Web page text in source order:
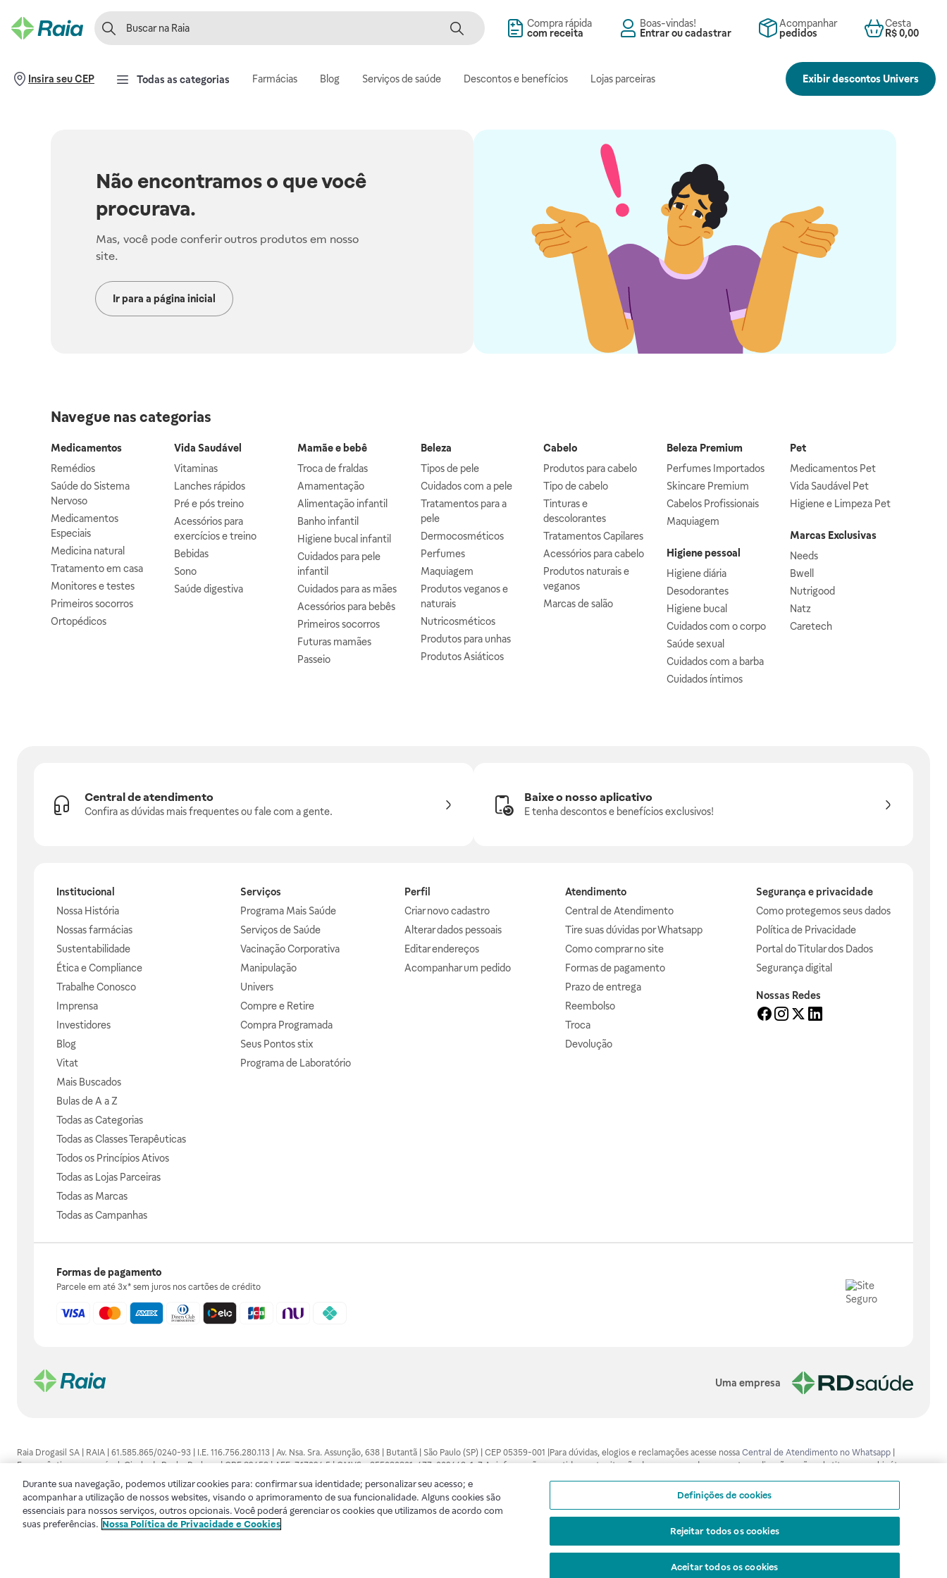
Compra rápida
com receita
Boas-vindas!
Entrar ou cadastrar
Acompanhar
pedidos
Cesta
R$ 0,00
Insira seu CEP Todas as categorias Farmácias Blog Serviços de saúde Descontos e benefícios Lojas parceiras Exibir descontos Univers
Não encontramos o que você
procurava.
Mas, você pode conferir outros produtos em nosso
site.
Ir para a página inicial
Navegue nas categorias
Medicamentos
Remédios
Saúde do Sistema
Nervoso
Medicamentos
Especiais
Medicina natural
Tratamento em casa
Monitores e testes
Primeiros socorros
Ortopédicos
Vida Saudável
Vitaminas
Lanches rápidos
Pré e pós treino
Acessórios para
exercícios e treino
Bebidas
Sono
Saúde digestiva
Mamãe e bebê
Troca de fraldas
Amamentação
Alimentação infantil
Banho infantil
Higiene bucal infantil
Cuidados para pele
infantil
Cuidados para as mães
Acessórios para bebês
Primeiros socorros
Futuras mamães
Passeio
Beleza
Tipos de pele
Cuidados com a pele
Tratamentos para a
pele
Dermocosméticos
Perfumes
Maquiagem
Produtos veganos e
naturais
Nutricosméticos
Produtos para unhas
Produtos Asiáticos
Cabelo
Produtos para cabelo
Tipo de cabelo
Tinturas e
descolorantes
Tratamentos Capilares
Acessórios para cabelo
Produtos naturais e
veganos
Marcas de salão
Beleza Premium
Perfumes Importados
Skincare Premium
Cabelos Profissionais
Maquiagem
Higiene pessoal
Higiene diária
Desodorantes
Higiene bucal
Cuidados com o corpo
Saúde sexual
Cuidados com a barba
Cuidados íntimos
Pet
Medicamentos Pet
Vida Saudável Pet
Higiene e Limpeza Pet
Marcas Exclusivas
Needs
Bwell
Nutrigood
Natz
Caretech
Central de atendimento
Confira as dúvidas mais frequentes ou fale com a gente.
Baixe o nosso aplicativo
E tenha descontos e benefícios exclusivos!
Institucional
Nossa História
Nossas farmácias
Sustentabilidade
Ética e Compliance
Trabalhe Conosco
Imprensa
Investidores
Blog
Vitat
Mais Buscados
Bulas de A a Z
Todas as Categorias
Todas as Classes Terapêuticas
Todos os Princípios Ativos
Todas as Lojas Parceiras
Todas as Marcas
Todas as Campanhas
Serviços
Programa Mais Saúde
Serviços de Saúde
Vacinação Corporativa
Manipulação
Univers
Compre e Retire
Compra Programada
Seus Pontos stix
Programa de Laboratório
Perfil
Criar novo cadastro
Alterar dados pessoais
Editar endereços
Acompanhar um pedido
Atendimento
Central de Atendimento
Tire suas dúvidas por Whatsapp
Como comprar no site
Formas de pagamento
Prazo de entrega
Reembolso
Troca
Devolução
Segurança e privacidade
Como protegemos seus dados
Política de Privacidade
Portal do Titular dos Dados
Segurança digital
Nossas Redes
Formas de pagamento
Parcele em até 3x* sem juros nos cartões de crédito
Uma empresa
Raia Drogasil SA | RAIA | 61.585.865/0240-93 | I.E. 116.756.280.113 | Av. Nsa. Sra. Assunção, 638 | Butantã | São Paulo (SP) | CEP 05359-001 |Para dúvidas, elogios e reclamações acesse nossa Central de Atendimento no Whatsapp
Farmacêutico responsável: Gisele da Penha Barbosa | CRF 89453 | AFE: 7.17094.5 | CMVS - 355030801-477-002443-1-7 As informações contidas neste site não devem ser usadas para automedicação e não substituem, em hipótese
alguma, as orientações dadas pelo profissional da área médica. Somente o médico está apto a diagnosticar qualquer problema de saúde e prescrever o tratamento adequado. Ao persistirem os sintomas, um médico deverá ser
consultado. Os preços e promoções divulgados no site são válidos apenas para compras feitas pela internet. Maiores esclarecimentos, consultar o site: www.anvisa.gov.br . A Raia Drogasil SA trabalha com as tecnologias mais avançadas
de proteção de dados, para que você possa realizar suas compras com tranqüilidade. A privacidade e a segurança dos clientes são compromissos da Raia Drogasil SA. Todos os pedidos efetuados estão sujeitos à confirmação da
disponibilidade de produto em nosso estoque.
Durante sua navegação, podemos utilizar cookies para: confirmar sua identidade; personalizar seu acesso; e
acompanhar a utilização de nossos websites, visando o aprimoramento de sua funcionalidade. Alguns cookies são
essenciais para nossos serviços, outros opcionais. Você poderá gerenciar os cookies que utilizamos de acordo com
suas preferências. Nossa Política de Privacidade e Cookies
Definições de cookies
Rejeitar todos os cookies
Aceitar todos os cookies